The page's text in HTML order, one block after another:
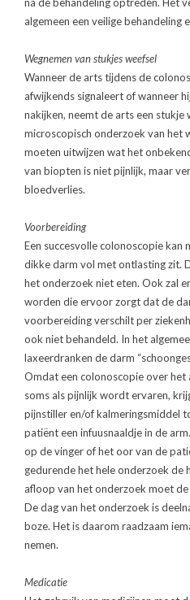
algemeen een veilige behandeling
Wegnemen van stukjes weefsel
Wanneer de arts tijdens de
afwijkends signaleert of wanneer
nakijken, neemt de arts een stukje
microscopisch onderzoek van het
moeten uitwijzen wat het
van biopten is niet pijnlijk, maar
bloedverlies.
Voorbereiding
Een succesvolle colonoscopie kan
dikke darm vol met ontlasting zit.
het onderzoek niet eten. Ook zal
worden die ervoor zorgt dat de
voorbereiding verschilt per
ook niet behandeld. In het
laxeerdranken de darm
Omdat een colonoscopie over het
soms als pijnlijk wordt ervaren,
pijnstiller en/of kalmeringsmiddel
patiënt een infuusnaaldje in de
op de vinger of het oor van de
gedurende het hele onderzoek de
afloop van het onderzoek moet
De dag van het onderzoek is
boze. Het is daarom raadzaam
nemen.
Medicatie